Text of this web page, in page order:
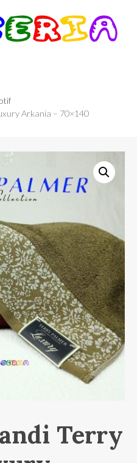
Arkania – 70×140
Terry